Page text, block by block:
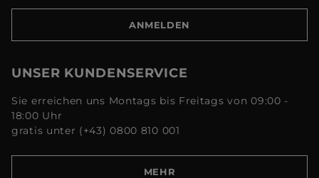
ANMELDEN
UNSER KUNDENSERVICE
Sie erreichen uns Montags bis Freitags von 09:00 -
18:00 Uhr
gratis unter (+43) 0800 810 001
MEHR